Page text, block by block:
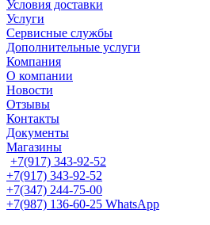
Условия доставки
Услуги
Сервисные службы
Дополнительные услуги
Компания
О компании
Новости
Отзывы
Контакты
Документы
Магазины
+7(917) 343-92-52
+7(917) 343-92-52
+7(347) 244-75-00
+7(987) 136-60-25 WhatsApp